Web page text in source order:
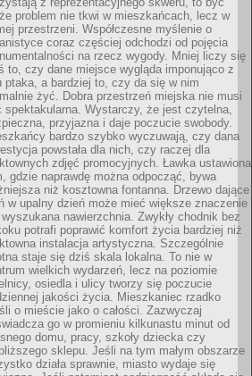
problem nie tkwi w mieszkańcach, lecz w
przestrzeni. Współczesne myślenie o
coraz częściej odchodzi od pojęcia
na rzecz wygody. Mniej liczy się
to, czy dane miejsce wygląda imponująco z
ptaka, a bardziej to, czy da się w nim
żyć. Dobra przestrzeń miejska nie musi
spektakularna. Wystarczy, że jest czytelna,
przyjazna i daje poczucie swobody.
bardzo szybko wyczuwają, czy dana
powstała dla nich, czy raczej dla
zdjęć promocyjnych. Ławka ustawiona
gdzie naprawdę można odpocząć, bywa
niż kosztowna fontanna. Drzewo dające
w upalny dzień może mieć większe znaczenie
nawierzchnia. Zwykły chodnik bez
potrafi poprawić komfort życia bardziej niż
instalacja artystyczna. Szczególnie
staje się dziś skala lokalna. To nie w
wielkich wydarzeń, lecz na poziomie
osiedla i ulicy tworzy się poczucie
jakości życia. Mieszkaniec rzadko
o mieście jako o całości. Zazwyczaj
go w promieniu kilkunastu minut od
domu, pracy, szkoły dziecka czy
sklepu. Jeśli na tym małym obszarze
działa sprawnie, miasto wydaje się